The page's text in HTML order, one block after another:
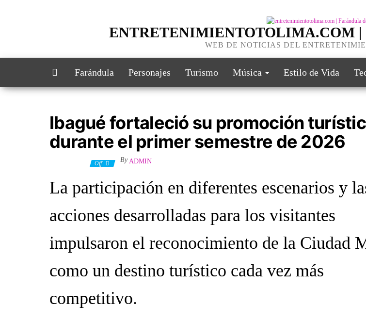
ENTRETENIMIENTOTOLIMA.COM
WEB DE NOTICIAS DEL
Farándula Personajes Turismo Música Estilo de Vida
Ibagué fortaleció su promoción
durante el primer semestre de 2026
Off By ADMIN
La participación en diferentes escenarios y
acciones desarrolladas para los visitantes
impulsaron el reconocimiento de la Ciudad
como un destino turístico cada vez más
competitivo.